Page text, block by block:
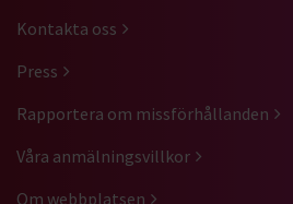
Kontakta oss
Press
Rapportera om missförhållanden
Våra anmälningsvillkor
Om webbplatsen